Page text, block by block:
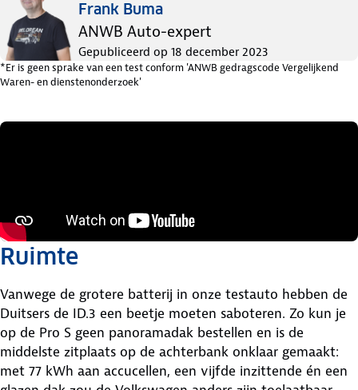
Frank Buma
ANWB Auto-expert
Gepubliceerd op 18 december 2023
*Er is geen sprake van een test conform 'ANWB gedragscode Vergelijkend
Waren- en dienstenonderzoek'
Ruimte
Vanwege de grotere batterij in onze testauto hebben de
Duitsers de ID.3 een beetje moeten saboteren. Zo kun je
op de Pro S geen panoramadak bestellen en is de
middelste zitplaats op de achterbank onklaar gemaakt:
met 77 kWh aan accucellen, een vijfde inzittende én een